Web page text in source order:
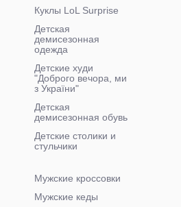
Куклы LoL Surprise
Детская
демисезонная
одежда
Детские худи
"Доброго вечора, ми
з України"
Детская
демисезонная обувь
Детские столики и
стульчики
Мужские кроссовки
Мужские кеды